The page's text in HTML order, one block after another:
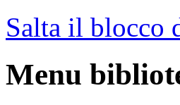
Salta il blocco
Menu